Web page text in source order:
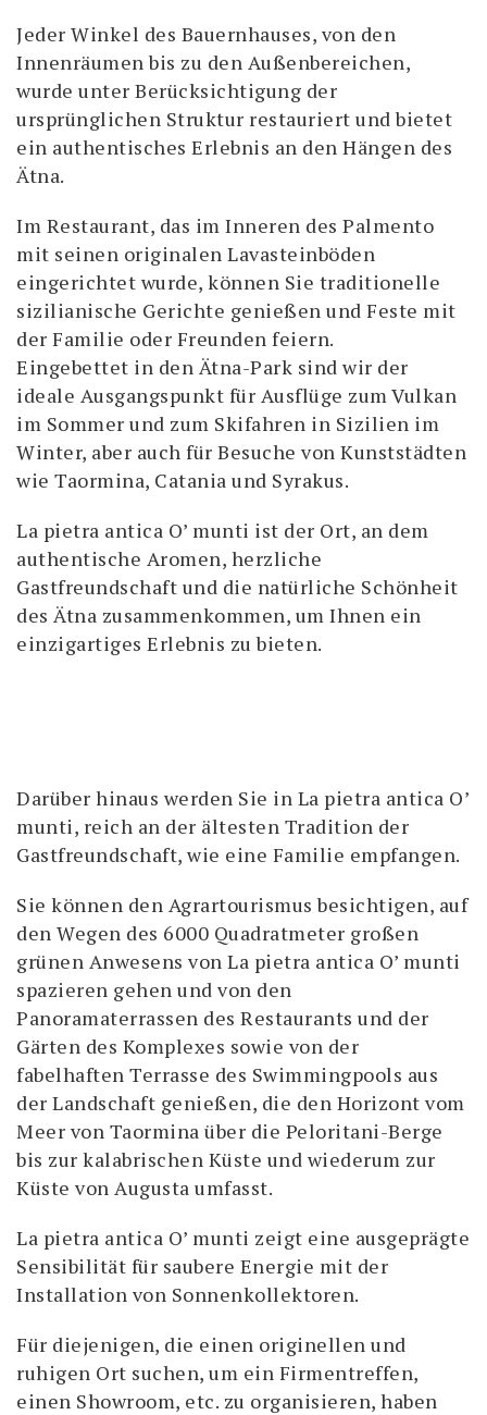
Jeder Winkel des Bauernhauses, von den
Innenräumen bis zu den Außenbereichen,
wurde unter Berücksichtigung der
ursprünglichen Struktur restauriert und bietet
ein authentisches Erlebnis an den Hängen des
Ätna.
Im Restaurant, das im Inneren des Palmento
mit seinen originalen Lavasteinböden
eingerichtet wurde, können Sie traditionelle
sizilianische Gerichte genießen und Feste mit
der Familie oder Freunden feiern.
Eingebettet in den Ätna-Park sind wir der
ideale Ausgangspunkt für Ausflüge zum Vulkan
im Sommer und zum Skifahren in Sizilien im
Winter, aber auch für Besuche von Kunststädten
wie Taormina, Catania und Syrakus.
La pietra antica O’ munti ist der Ort, an dem
authentische Aromen, herzliche
Gastfreundschaft und die natürliche Schönheit
des Ätna zusammenkommen, um Ihnen ein
einzigartiges Erlebnis zu bieten.
Darüber hinaus werden Sie in La pietra antica O’
munti, reich an der ältesten Tradition der
Gastfreundschaft, wie eine Familie empfangen.
Sie können den Agrartourismus besichtigen, auf
den Wegen des 6000 Quadratmeter großen
grünen Anwesens von La pietra antica O’ munti
spazieren gehen und von den
Panoramaterrassen des Restaurants und der
Gärten des Komplexes sowie von der
fabelhaften Terrasse des Swimmingpools aus
der Landschaft genießen, die den Horizont vom
Meer von Taormina über die Peloritani-Berge
bis zur kalabrischen Küste und wiederum zur
Küste von Augusta umfasst.
La pietra antica O’ munti zeigt eine ausgeprägte
Sensibilität für saubere Energie mit der
Installation von Sonnenkollektoren.
Für diejenigen, die einen originellen und
ruhigen Ort suchen, um ein Firmentreffen,
einen Showroom, etc. zu organisieren, haben